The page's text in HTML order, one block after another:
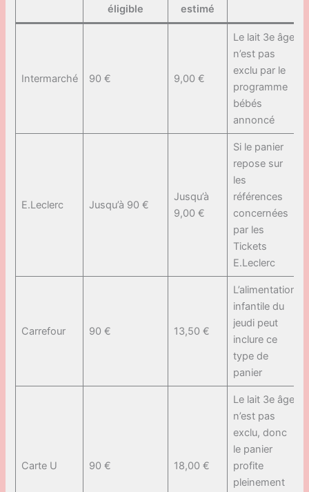
éligible
estimé
Intermarché 90 € 9,00 €
Le lait 3e âge
n’est pas
exclu par le
programme
bébés
annoncé
E.Leclerc Jusqu’à 90 €
Jusqu’à
9,00 €
Si le panier
repose sur
les
références
concernées
par les
Tickets
E.Leclerc
Carrefour 90 € 13,50 €
L’alimentation
infantile du
jeudi peut
inclure ce
type de
panier
Carte U 90 € 18,00 €
Le lait 3e âge
n’est pas
exclu, donc
le panier
profite
pleinement